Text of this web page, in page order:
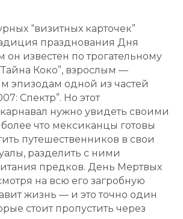
“визитных карточек”
празднования Дня
он известен по трогательному
Коко”, взрослым —
эпизодам одной из частей
Спектр”. Но этот
нужно увидеть своими
что мексиканцы готовы
путешественников в свои
разделить с ними
предков. День Мертвых
на всю его загробную
жизнь — и это точно один
стоит пропустить через